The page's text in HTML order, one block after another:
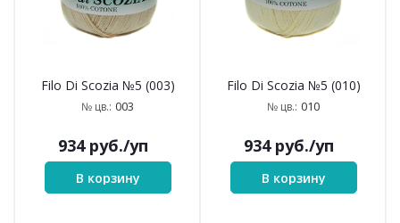
Filo Di Scozia №5 (003)
№ цв.: 003
934руб./уп
В корзину
Filo Di Scozia №5 (010)
№ цв.: 010
934руб./уп
В корзину